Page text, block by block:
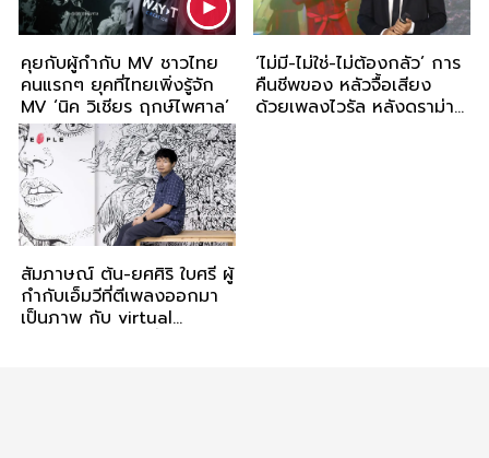
คุยกับผู้กำกับ MV ชาวไทย
คนแรกๆ ยุคที่ไทยเพิ่งรู้จัก
MV ‘นิค วิเชียร ฤกษ์ไพศาล’
‘ไม่มี-ไม่ใช่-ไม่ต้องกลัว’ การ
คืนชีพของ หลัวจื้อเสียง
ด้วยเพลงไวรัล หลังดราม่า
สัมภาษณ์ ต้น-ยศศิริ ใบศรี ผู้
กำกับเอ็มวีที่ตีเพลงออกมา
เป็นภาพ กับ virtual